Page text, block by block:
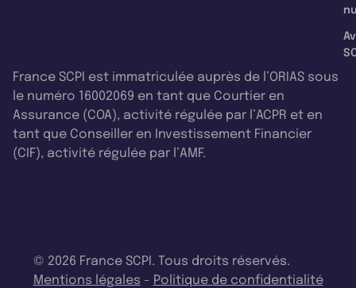
France SCPI est immatriculée auprès de l’ORIAS sous
le numéro 16002069 en tant que Courtier en
Assurance (COA), activité régulée par l’ACPR et en
tant que Conseiller en Investissement Financier
(CIF), activité régulée par l’AMF.
© 2026 France SCPI. Tous droits réservés.
Mentions légales - Politique de confidentialité